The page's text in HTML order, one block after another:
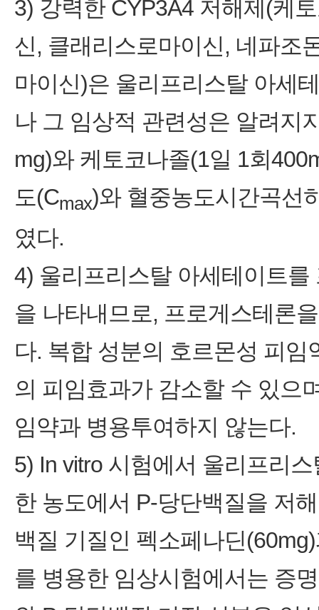
3) 강력한 CYP3A4 저해제(케
신, 클래리스로마이신, 네파조
마이신)은 울리프리스탈 아세
나 그 임상적 관련성은 알려지
mg)와 케토코나졸(1일 1회
도(Cmax)와 혈중농도시간곡선
였다.
4) 울리프리스탈 아세테이트
을 나타내므로, 프로게스테론
다. 복합 성분의 호르몬성 피
의 피임효과가 감소할 수 있으
임약과 병용투여하지 않는다.
5) In vitro 시험에서 울리프리
한 농도에서 P-당단백질을 저
백질 기질인 펙소페나딘
를 병용한 임상시험에서는 증